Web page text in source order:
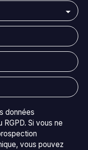
Une
bel espace de
à inertie
trouverez
L'accès
maison est la
de la nature
villes.
données
Si vous ne
vous pouvez